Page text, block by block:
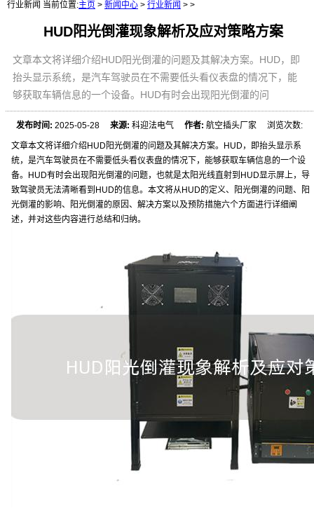
行业新闻 当前位置:主页 > 新闻中心 > 行业新闻 > >
HUD阳光倒灌现象解析及应对策略方案
文章本文将详细介绍HUD阳光倒灌的问题及其解决方案。HUD，即
抬头显示系统，是汽车驾驶员在不需要低头看仪表盘的情况下，能
够获取车辆信息的一个设备。HUD有时会出现阳光倒灌的问
发布时间: 2025-05-28来源: 科迎法电气作者: 航空插头厂家 浏览次数:
文章本文将详细介绍HUD阳光倒灌的问题及其解决方案。HUD，即抬头显示系
统，是汽车驾驶员在不需要低头看仪表盘的情况下，能够获取车辆信息的一个设
备。HUD有时会出现阳光倒灌的问题，也就是太阳光线直射到HUD显示屏上，导
致驾驶员无法清晰看到HUD的信息。本文将从HUD的定义、阳光倒灌的问题、阳
光倒灌的影响、阳光倒灌的原因、解决方案以及预防措施六个方面进行详细阐
述，并对这些内容进行总结和归纳。